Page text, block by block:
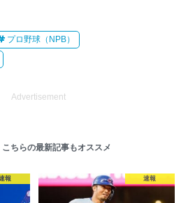
プロ野球（NPB）
Advertisement
こちらの最新記事もオススメ
報 速報